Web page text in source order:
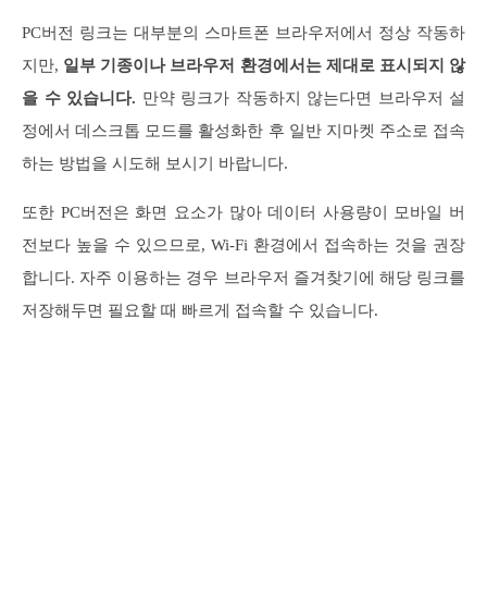
PC버전 링크는 대부분의 스마트폰 브라우저에서 정상 작동하
지만, 일부 기종이나 브라우저 환경에서는 제대로 표시되지 않
을 수 있습니다. 만약 링크가 작동하지 않는다면 브라우저 설
정에서 데스크톱 모드를 활성화한 후 일반 지마켓 주소로 접속
하는 방법을 시도해 보시기 바랍니다.
또한 PC버전은 화면 요소가 많아 데이터 사용량이 모바일 버
전보다 높을 수 있으므로, Wi-Fi 환경에서 접속하는 것을 권장
합니다. 자주 이용하는 경우 브라우저 즐겨찾기에 해당 링크를
저장해두면 필요할 때 빠르게 접속할 수 있습니다.